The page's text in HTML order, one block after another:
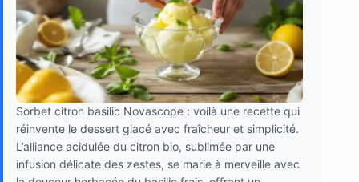
Sorbet citron basilic Novascope : voilà une recette qui
réinvente le dessert glacé avec fraîcheur et simplicité.
L’alliance acidulée du citron bio, sublimée par une
infusion délicate des zestes, se marie à merveille avec